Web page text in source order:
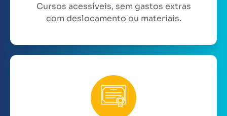
Cursos acessíveis, sem gastos extras
com deslocamento ou materiais.